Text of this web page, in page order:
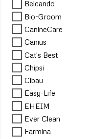
Belcando
Bio-Groom
CanineCare
Canius
Cat's Best
Chipsi
Cibau
Easy-Life
EHEIM
Ever Clean
Farmina